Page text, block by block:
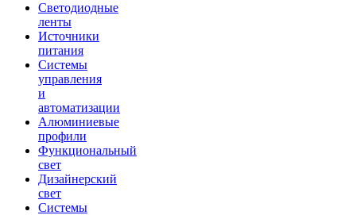
Светодиодные
ленты
Источники
питания
Системы
управления
и
автоматизации
Алюминиевые
профили
Функциональный
свет
Дизайнерский
свет
Системы